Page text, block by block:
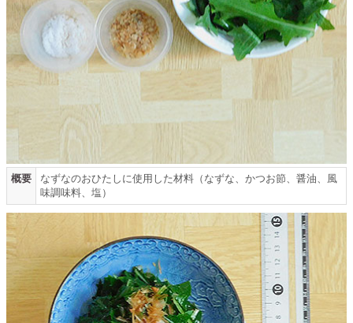
概要
なずなのおひたしに使用した材料（なずな、かつお節、醤油、風
味調味料、塩）